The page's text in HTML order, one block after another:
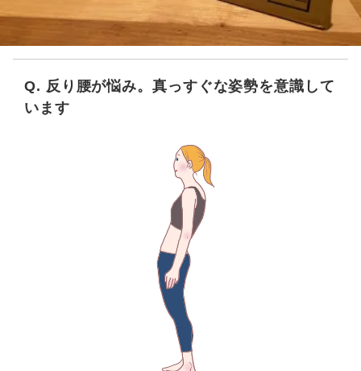
Q. 反り腰が悩み。真っすぐな姿勢を意識して
います